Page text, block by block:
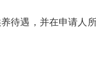
待遇，并在申请人